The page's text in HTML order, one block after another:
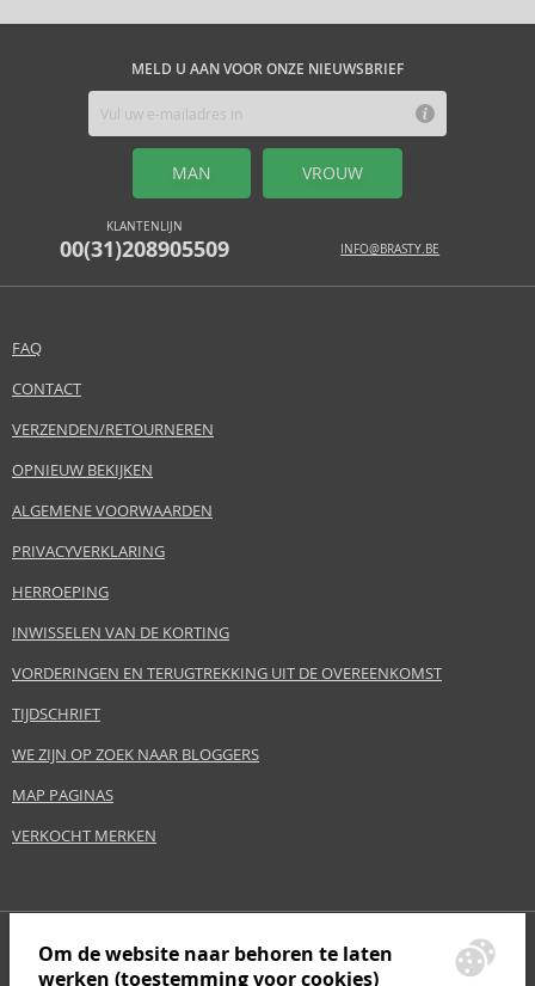
MELD U AAN VOOR ONZE NIEUWSBRIEF
MAN VROUW
KLANTENLIJN
00(31)208905509 INFO@BRASTY.BE
FAQ
CONTACT
VERZENDEN/RETOURNEREN
OPNIEUW BEKIJKEN
ALGEMENE VOORWAARDEN
PRIVACYVERKLARING
HERROEPING
INWISSELEN VAN DE KORTING
VORDERINGEN EN TERUGTREKKING UIT DE OVEREENKOMST
TIJDSCHRIFT
WE ZIJN OP ZOEK NAAR BLOGGERS
MAP PAGINAS
VERKOCHT MERKEN
Om de website naar behoren te laten
werken (toestemming voor cookies)